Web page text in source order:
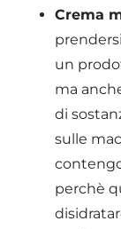
Crema
un
ma
di
sulle
perchè